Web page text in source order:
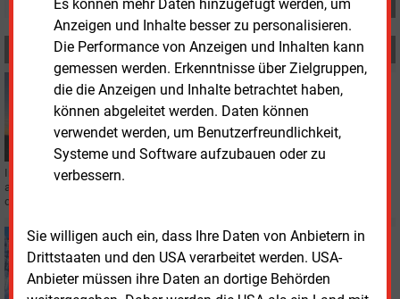
Es können mehr Daten hinzugefügt werden, um
Anzeigen und Inhalte besser zu personalisieren.
Die Performance von Anzeigen und Inhalten kann
gemessen werden. Erkenntnisse über Zielgruppen,
die die Anzeigen und Inhalte betrachtet haben,
können abgeleitet werden. Daten können
verwendet werden, um Benutzerfreundlichkeit,
Systeme und Software aufzubauen oder zu
verbessern.
Sie willigen auch ein, dass Ihre Daten von Anbietern in
Drittstaaten und den USA verarbeitet werden. USA-
Anbieter müssen ihre Daten an dortige Behörden
MEHR ZUM THEMA
Montag, 8.06.2026, 11:59
STROMNETZ
VIK kritisiert zu starre Flexibilitätsvorgaben
Industrielle Flexibilität soll stärker an realen Produktionsabläufen
ausgerichtet werden. Der VIK fordert dafür längere Übergangsfristen und
differenzierte Regeln.
Donnerstag, 16.04.2026, 16:51
STROMNETZ
Studie: Dynamische Netzentgelte mit starken
Nebenwirkungen